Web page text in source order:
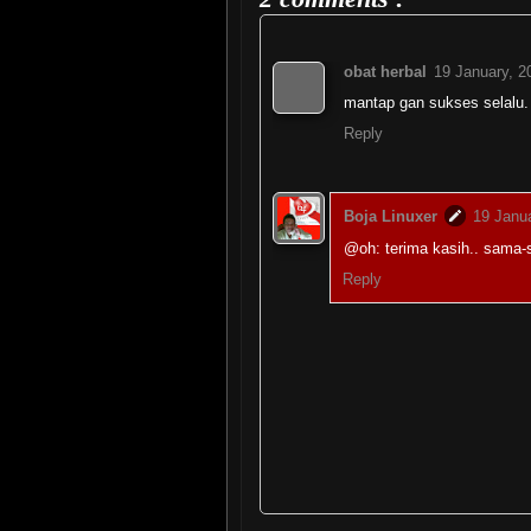
obat herbal
19 January,
mantap gan sukses selalu.
Reply
Boja Linuxer
19
@oh: terima kasih..
Reply